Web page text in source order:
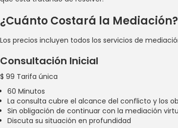
¿Cuánto Costará la Mediación?
Los precios incluyen todos los servicios de
Consultación Inicial
$ 99 Tarifa única
60 Minutos
La consulta cubre el alcance del conflicto y los
Sin obligación de continuar con la mediación
Discuta su situación en profundidad